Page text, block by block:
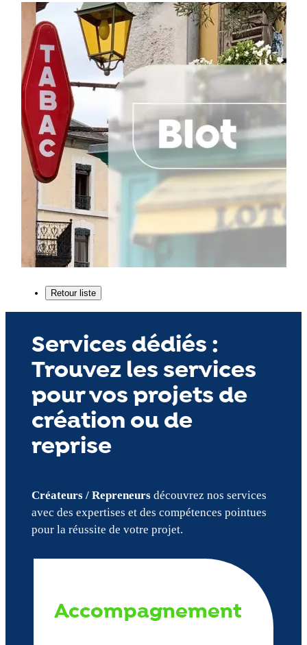
Services dédiés :
Trouvez les services
pour vos projets de
création ou de
reprise
Créateurs / Repreneursdécouvrez nos services
avec des expertises et des compétences pointues
pour la réussite de votre projet.
Accompagnement